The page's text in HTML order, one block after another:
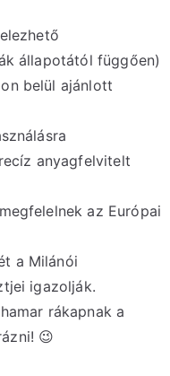
állapotától függően)
belül ajánlott
anyagfelvitelt
az Európai
a Milánói
igazolják.
rákapnak a
😉